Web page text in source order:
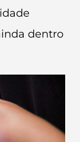
dentro